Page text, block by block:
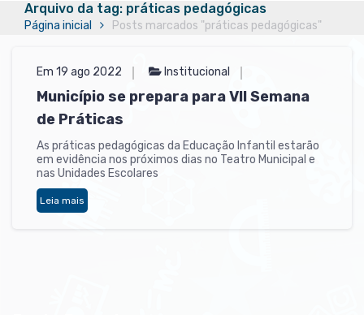
Arquivo da tag: práticas pedagógicas
Página inicial Posts marcados "práticas pedagógicas"
Em 19 ago 2022 Institucional
Município se prepara para VII Semana
de Práticas
As práticas pedagógicas da Educação Infantil estarão
em evidência nos próximos dias no Teatro Municipal e
nas Unidades Escolares
Leia mais